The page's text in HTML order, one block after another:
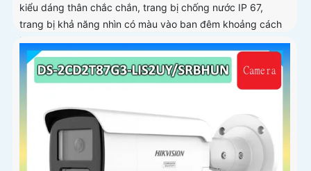
kiểu dáng thân chắc chắn, trang bị chống nước IP 67,
trang bị khả năng nhìn có màu vào ban đêm khoảng cách
lên đến 60m, phát hiện chuyển động và phân biệt được
người và phương tiện, ống kính 4